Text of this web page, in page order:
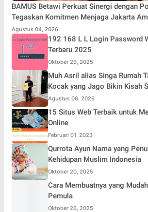
BAMUS Betawi Perkuat Sinergi dengan
Tegaskan Komitmen Menjaga Jakarta
Kondusif Jelang HUT ke-81 Republik
Agustus 04, 2026
192 168 L L Login Password
Terbaru 2025
Oktober 29, 2025
Muh Asril alias Singa Rumah
Kocak yang Jago Bikin Kisah
Jadi Hiburan
Agustus 06, 2026
15 Situs Web Terbaik untuk
Online
Februari 01, 2023
Qurrota Ayun Nama yang
Kehidupan Muslim Indonesia
Oktober 20, 2025
Cara Membuatnya yang
Pemula
Oktober 26, 2025